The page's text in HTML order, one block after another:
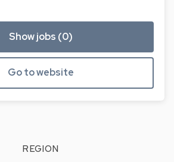
Show jobs (0)
Go to website
REGION